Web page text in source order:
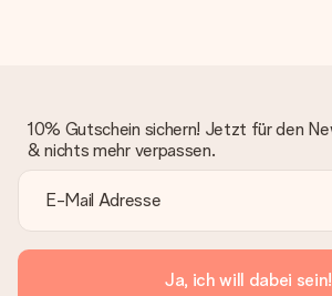
10% Gutschein sichern! Jetzt für den
& nichts mehr verpassen.
Ja, ich will dabei sein!